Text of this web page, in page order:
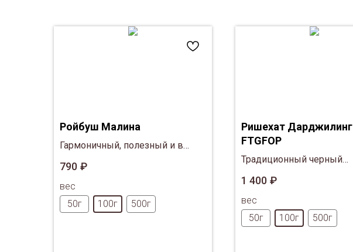
Ройбуш Малина
Гармоничный, полезный и в
напиток. Алтайский мед и
малина дополняют и
раскрывают вкус
южноафриканского ройбуша.
790 ₽
вес
50г
100г 500г
Ришехат Дарджилинг
FTGFOP
Традиционный черный
Дарджилинг
1 400 ₽
вес
50г
100г 500г